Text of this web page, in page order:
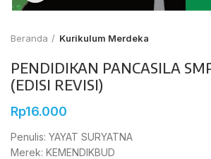
Beranda Kurikulum Merdeka
PENDIDIKAN PANCASILA
(EDISI REVISI)
Rp16.000
Penulis: YAYAT SURYATNA
Merek: KEMENDIKBUD